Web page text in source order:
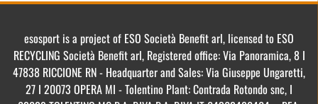
esosport is a project of ESO Società Benefit arl, licensed to ESO
RECYCLING Società Benefit arl, Registered office: Via Panoramica, 8 I
47838 RICCIONE RN - Headquarter and Sales: Via Giuseppe Ungaretti,
27 I 20073 OPERA MI - Tolentino Plant: Contrada Rotondo snc, I